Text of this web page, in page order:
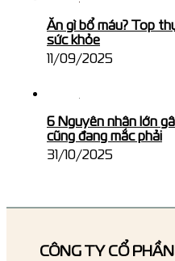
Ăn gì bổ máu? Top
sức khỏe
11/09/2025
6 Nguyên nhân lớn
cũng đang mắc phải
31/10/2025
CÔNG TY CỔ